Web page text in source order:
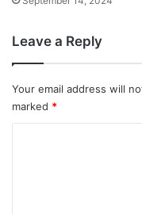
Leave a Reply
Your email address will
marked *